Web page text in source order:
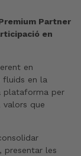
Partner
en
en
fluids en la
plataforma per
valors que
presentar les